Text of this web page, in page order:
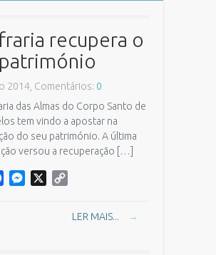
recupera o
2014, Comentários: 0
das Almas do Corpo Santo de
tem vindo a apostar na
do seu património. A última
versou a recuperação […]
FacebookMessenger
LER MAIS... →